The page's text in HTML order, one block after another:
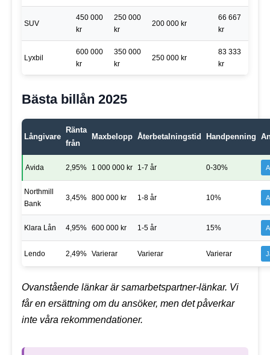
SUV
450 000
kr
250 000
kr
200 000 kr
66 667
kr
Lyxbil
600 000
kr
350 000
kr
250 000 kr
83 333
kr
Bästa billån 2025
Långivare
Ränta
från
Maxbelopp Återbetalningstid Handpenning
Avida 2,95% 1 000 000 kr 1-7 år 0-30%
Northmill
Bank
3,45% 800 000 kr 1-8 år 10%
Klara Lån 4,95% 600 000 kr 1-5 år 15%
Lendo 2,49% Varierar Varierar Varierar
Ovanstående länkar är samarbetspartner-länkar. Vi
får en ersättning om du ansöker, men det påverkar
inte våra rekommendationer.